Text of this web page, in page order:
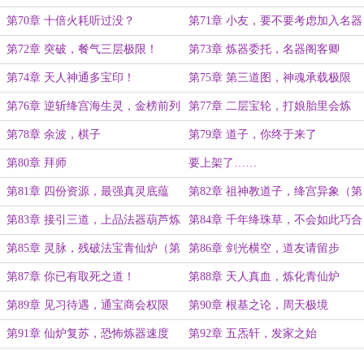
第70章 十倍火耗听过没？ 第71章 小友，要不要考虑加入名器
阁？
第72章 突破，餐气三层极限！ 第73章 炼器委托，名器阁客卿
第74章 天人神通多宝印！ 第75章 第三道图，神魂承载极限
第76章 逆斩绛宫海生灵，金榜前列
有吾名
第77章 二层宝轮，打娘胎里会炼
器！
第78章 余波，棋子 第79章 道子，你终于来了
第80章 拜师 要上架了……
第81章 四份资源，最强真灵底蕴
（第一更，求首订）
第82章 祖神教道子，绛宫异象（第
二更）
第83章 接引三道，上品法器葫芦炼
制之法（第三更）
第84章 千年绛珠草，不会如此巧合
吧？（第四更）
第85章 灵脉，残破法宝青仙炉（第
五更）
第86章 剑光横空，道友请留步
第87章 你已有取死之道！ 第88章 天人真血，炼化青仙炉
第89章 见习待遇，通宝商会权限 第90章 根基之论，周天极境
第91章 仙炉复苏，恐怖炼器速度 第92章 五炁轩，发家之始